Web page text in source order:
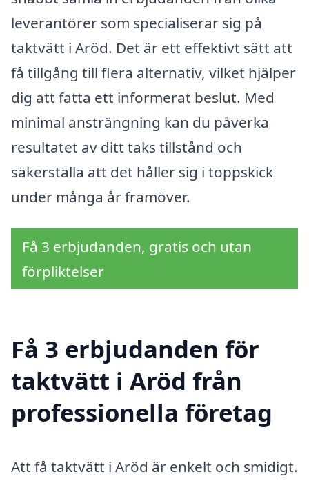
leverantörer som specialiserar sig på
taktvätt i Aröd. Det är ett effektivt sätt att
få tillgång till flera alternativ, vilket hjälper
dig att fatta ett informerat beslut. Med
minimal ansträngning kan du påverka
resultatet av ditt taks tillstånd och
säkerställa att det håller sig i toppskick
under många år framöver.
Få 3 erbjudanden, gratis och utan
förpliktelser
Få 3 erbjudanden för
taktvätt i Aröd från
professionella företag
Att få taktvätt i Aröd är enkelt och smidigt.